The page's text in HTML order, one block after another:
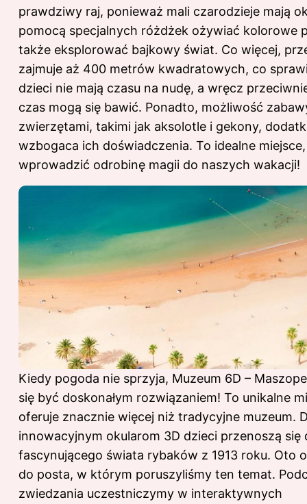
prawdziwy raj, ponieważ mali czarodzieje mają
pomocą specjalnych różdżek ożywiać kolorowe
także eksplorować bajkowy świat. Co więcej,
zajmuje aż 400 metrów kwadratowych, co
dzieci nie mają czasu na nudę, a wręcz
czas mogą się bawić. Ponadto, możliwość
zwierzętami, takimi jak aksolotle i gekony,
wzbogaca ich doświadczenia. To idealne
wprowadzić odrobinę magii do naszych wakacji!
Kiedy pogoda nie sprzyja, Muzeum 6D –
się być doskonałym rozwiązaniem! To unikalne
oferuje znacznie więcej niż tradycyjne muzeum.
innowacyjnym okularom 3D dzieci przenoszą się
fascynującego świata rybaków z 1913 roku. Oto
do posta, w którym poruszyliśmy ten temat.
zwiedzania uczestniczymy w interaktywnych